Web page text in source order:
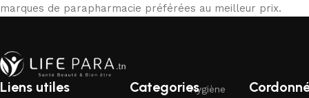
marques de parapharmacie préférées au meilleur prix.
Liens utiles CategoriesHygiène